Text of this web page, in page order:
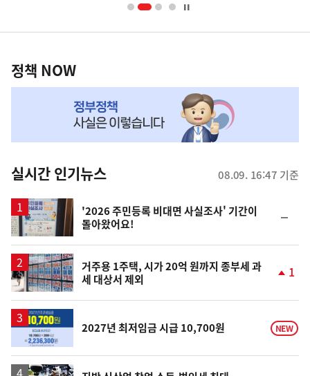
영
책
NOW,
뉴
스
정책 NOW
실시간 인기뉴스 08.09. 16:47 기준
'2026 주민등록 비대면 사실조사' 기간이
돌아왔어요!
일
거주용 1주택, 시가 20억 원까지 종부세 과
세 대상서 제외
계
승
1
2027년 최저임금 시급 10,700원 NEW